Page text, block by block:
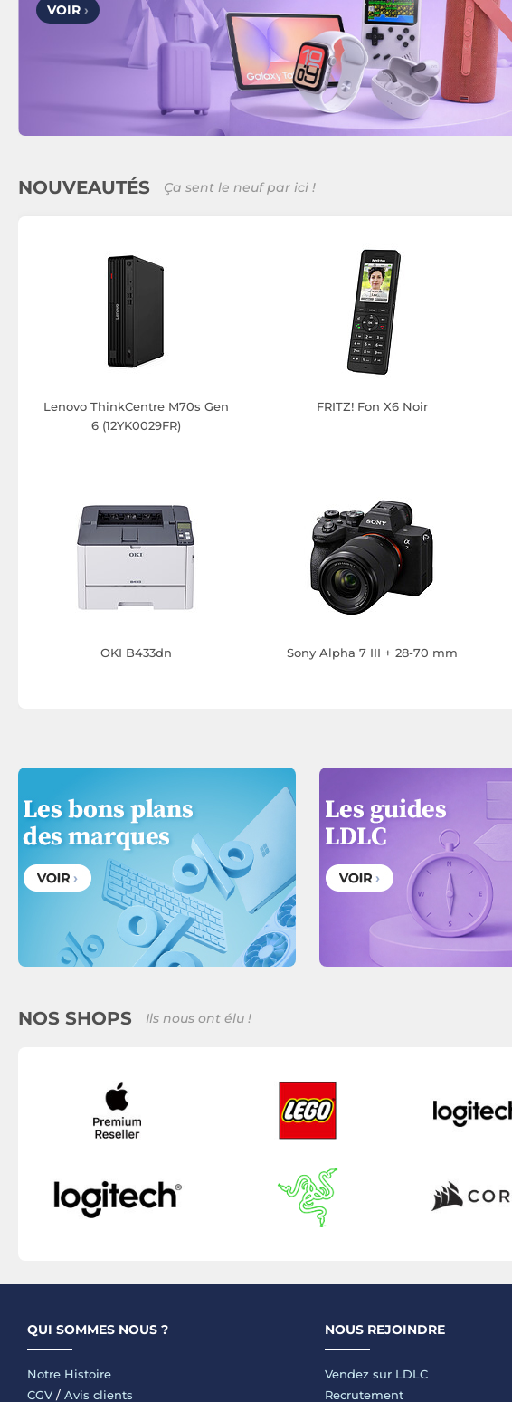
VOIR ›
NOUVEAUTÉS Ça sent le neuf par ici !
Lenovo ThinkCentre M70s Gen
6 (12YK0029FR)
FRITZ! Fon X6 Noir
OKI B433dn Sony Alpha 7 III + 28-70 mm
NOS SHOPS Ils nous ont élu !
QUI SOMMES NOUS ?
Notre Histoire
CGV / Avis clients
NOUS REJOINDRE
Vendez sur LDLC
Recrutement